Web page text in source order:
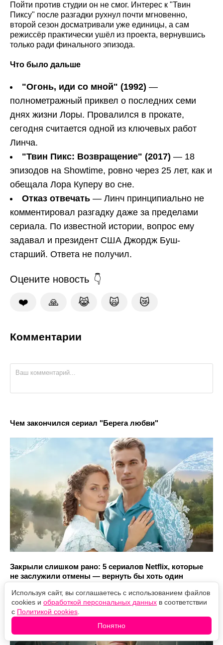
Пойти против студии он не смог. Интерес к "Твин
Пиксу" после разгадки рухнул почти мгновенно,
второй сезон досматривали уже единицы, а сам
режиссёр практически ушёл из проекта, вернувшись
только ради финального эпизода.
Что было дальше
"Огонь, иди со мной" (1992) —
полнометражный приквел о последних семи
днях жизни Лоры. Провалился в прокате,
сегодня считается одной из ключевых работ
Линча.
"Твин Пикс: Возвращение" (2017) — 18
эпизодов на Showtime, ровно через 25 лет, как и
обещала Лора Куперу во сне.
Отказ отвечать — Линч принципиально не
комментировал разгадку даже за пределами
сериала. По известной истории, вопрос ему
задавал и президент США Джордж Буш-
старший. Ответа не получил.
Оцените новость
❤️ 🙏 😹 🙀 😿
Комментарии
Чем закончился сериал "Берега любви"
Закрыли слишком рано: 5 сериалов Netflix, которые
не заслужили отмены — вернуть бы хоть один
Используя сайт, вы соглашаетесь с использованием файлов
cookies и обработкой персональных данных в соответствии
с Политикой cookies
Понятно